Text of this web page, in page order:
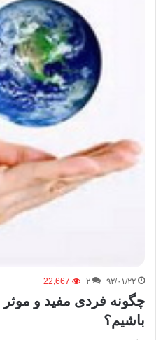
۹۲/۰۱/۲۲ ۲ 22,667
چگونه فردی مفید و موثر
باشیم؟